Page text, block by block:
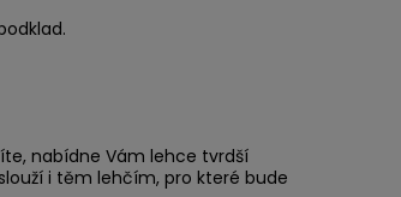
nabídne Vám lehce tvrdší
i těm lehčím, pro které bude